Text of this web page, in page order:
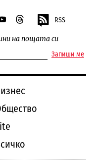
threads RSS
на пощата си
Запиши ме